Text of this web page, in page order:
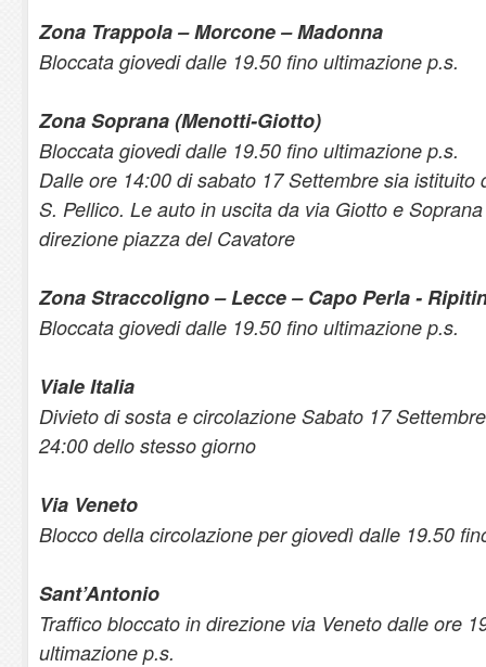
Zona Trappola – Morcone – Madonna
Bloccata giovedi dalle 19.50 fino ultimazione p.s.
Zona Soprana (Menotti-Giotto)
Bloccata giovedi dalle 19.50 fino ultimazione p.s.
Dalle ore 14:00 di sabato 17 Settembre sia istituito
S. Pellico. Le auto in uscita da via Giotto e
direzione piazza del Cavatore
Zona Straccoligno – Lecce – Capo Perla -
Bloccata giovedi dalle 19.50 fino ultimazione p.s.
Viale Italia
Divieto di sosta e circolazione Sabato 17
24:00 dello stesso giorno
Via Veneto
Blocco della circolazione per giovedì dalle 19.50
Sant’Antonio
Traffico bloccato in direzione via Veneto dalle ore
ultimazione p.s.